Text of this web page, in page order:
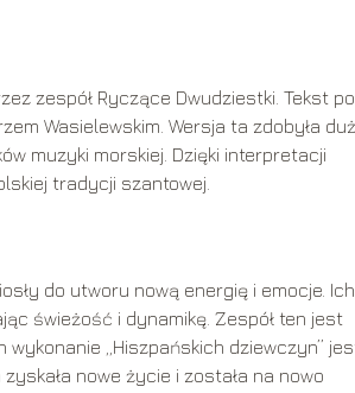
zespół Ryczące Dwudziestki. Tekst
Wasielewskim. Wersja ta zdobyła
muzyki morskiej. Dzięki interpretacji
tradycji szantowej.
do utworu nową energię i emocje. Ich
świeżość i dynamikę. Zespół ten jest
„Hiszpańskich dziewczyn”
nowe życie i została na nowo